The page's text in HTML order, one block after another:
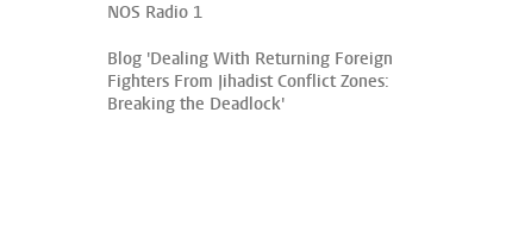
NOS Radio 1
Blog 'Dealing With Returning Foreign
Fighters From Jihadist Conflict Zones:
Breaking the Deadlock'